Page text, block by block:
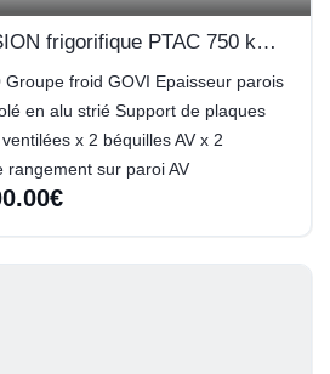
Remorque OCCASION frigorifique PTAC 750 kg Volume 5m3
froid GOVI Epaisseur parois
en alu strié Support de plaques
x 2 béquilles AV x 2
rangement sur paroi AV